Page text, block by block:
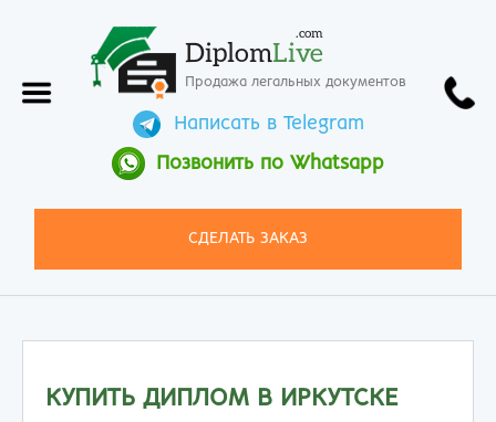
DiplomLive
.com
Продажа легальных документов
Написать в Telegram
Позвонить по Whatsapp
СДЕЛАТЬ ЗАКАЗ
КУПИТЬ ДИПЛОМ В ИРКУТСКЕ